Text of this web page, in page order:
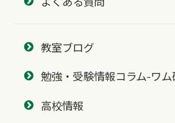
教室ブログ
勉強・受験情報コラム-ワム
高校情報